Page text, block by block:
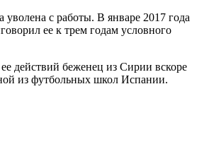
уволена с работы. В январе 2017 года
ее к трем годам условного
действий беженец из Сирии вскоре
из футбольных школ Испании.